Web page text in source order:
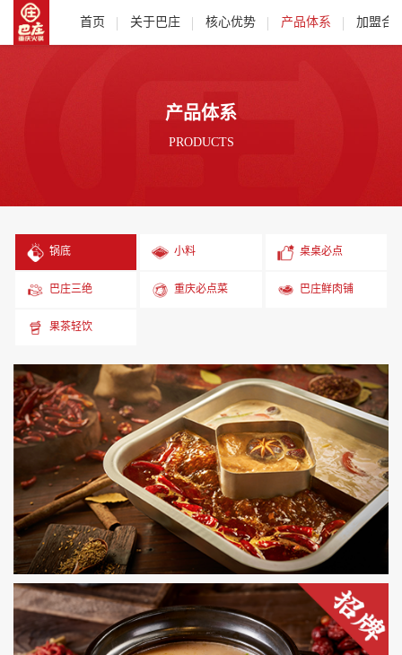
首页 关于巴庄 核心优势 产品体系 加盟合
产品体系
PRODUCTS
锅底 小料 桌桌必点
巴庄三绝 重庆必点菜 巴庄鲜肉铺
果茶轻饮